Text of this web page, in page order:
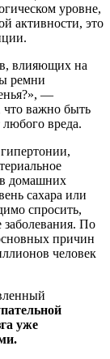
уровне,
активности, это
влияющих на
ремни
—
что важно быть
вреда.
в домашних
сахара или
спросить,
заболевания. По
причин
человек
уже